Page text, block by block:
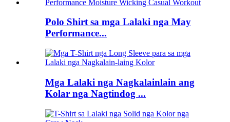
Polo Shirt sa mga Lalaki nga May
Performance...
Mga Lalaki nga Nagkalainlain ang
Kolar nga Nagtindog ...